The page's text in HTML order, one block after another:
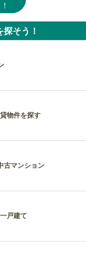
そう！
物件を探す
古マンション
戸建て